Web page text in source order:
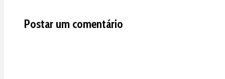
Postar um comentário